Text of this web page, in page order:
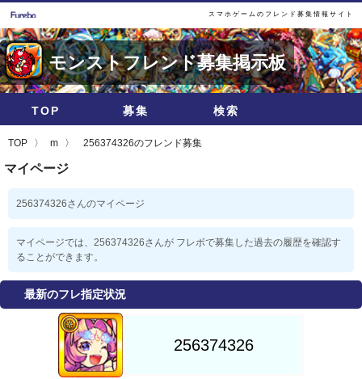
スマホゲームのフレンド募集情報サイト
モンストフレンド募集掲示板
TOP 募集 検索
TOP m 256374326のフレンド募集
マイページ
256374326さんのマイページ
マイページでは、256374326さんが フレボで募集した過去の履歴を確認す
ることができます。
最新のフレ指定状況